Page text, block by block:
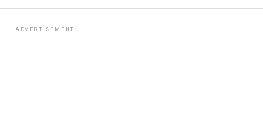
ADVERTISEMENT